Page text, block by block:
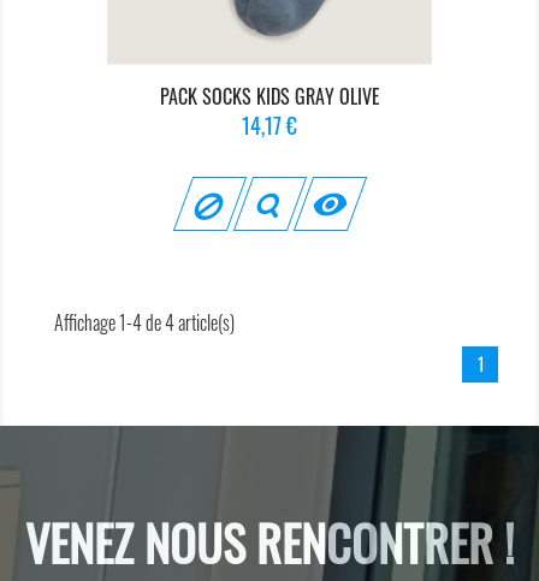
PACK SOCKS KIDS GRAY OLIVE
Prix
14,17 €

Affichage 1-4 de 4 article(s)
1
VENEZ NOUS RENCONTRER !